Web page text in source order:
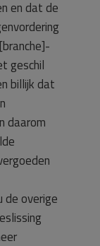
en dat de
geschil
billijk dat
daarom
overige